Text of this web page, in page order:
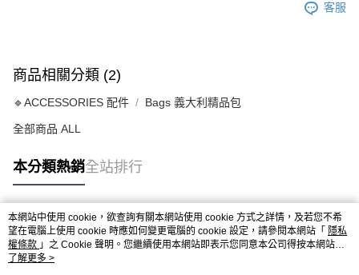
客服
商品相關分類 (2)
🔹ACCESSORIES 配件 Bags 義大利精品包
全部商品 ALL
本分類熱銷全站排行
熱門標籤
本網站中使用 cookie，欲查詢有關本網站使用 cookie 方式之詳情，及若您不希
望在電腦上使用 cookie 時應如何變更電腦的 cookie 設定，請參閱本網站「 隱私
權條款 」之 Cookie 聲明。您繼續使用本網站即表示您同意本公司得按本網站使
用條款之 Cookie 聲明使用 cookie。
了解更多 >